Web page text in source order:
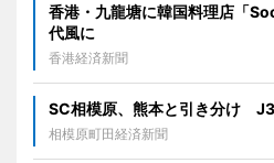
香港・九龍塘に韓国料理店「
代風に
香港経済新聞
SC相模原、熊本と引き分け
相模原町田経済新聞